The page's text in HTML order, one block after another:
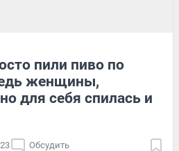
пили пиво по
женщины,
для себя спилась и
Обсудить